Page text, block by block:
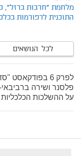
מלחמת "חרבות ברזל",
התוכנית לרפורמות
לכל הנושאים
לפרק 6
פלסנר ושירה
על ההשלכות